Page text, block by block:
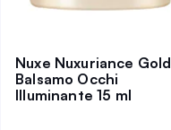
Nuxe Nuxuriance Gold
Balsamo Occhi
Illuminante 15 ml